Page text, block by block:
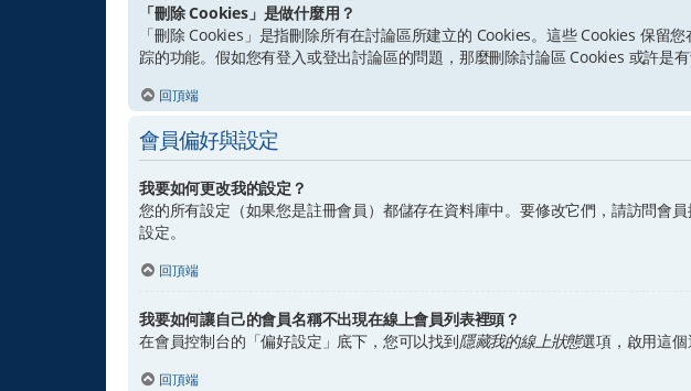
「刪除 Cookies」是做什麼用？
「刪除 Cookies」是指刪除所有在討論區所建立的 Cookies。這些 Cookies 保
踪的功能。假如您有登入或登出討論區的問題，那麼刪除討論區 Cookies 或許是有
回頂端
會員偏好與設定
我要如何更改我的設定？
您的所有設定（如果您是註冊會員）都儲存在資料庫中。要修改它們，請訪問會
設定。
回頂端
我要如何讓自己的會員名稱不出現在線上會員列表裡頭？
在會員控制台的「偏好設定」底下，您可以找到隱藏我的線上狀態選項，啟用這
回頂端